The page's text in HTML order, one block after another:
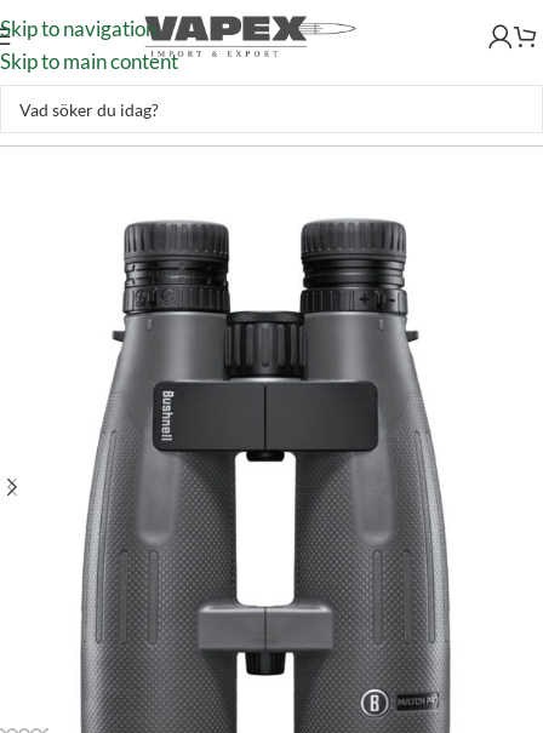
Skip to navigation
Skip to main content
Jakt & Fiske–Optik–Kikare–Bushnell Match Pro ED 15×56 MRAD